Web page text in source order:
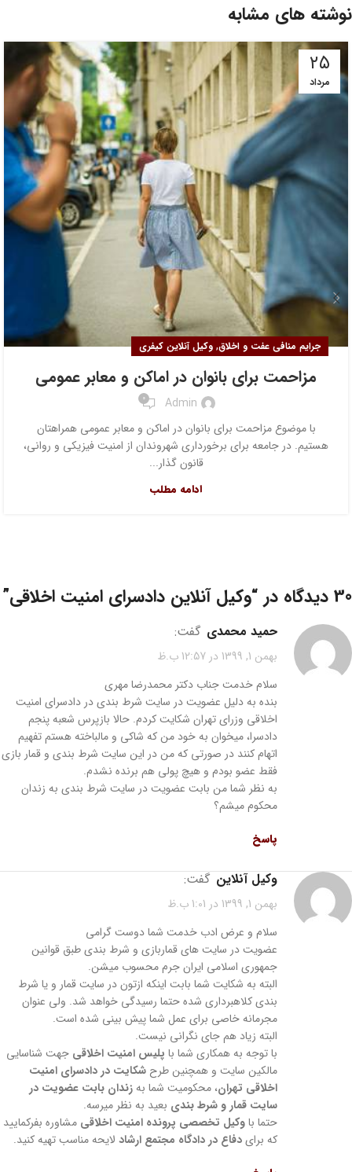
نوشته های مشابه
۲۵
مرداد
جرایم منافی عفت و اخلاق, وکیل آنلاین کیفری
مزاحمت برای بانوان در اماکن و معابر عمومی
Admin
0
با موضوع مزاحمت برای بانوان در اماکن و معابر عمومی همراهتان
هستیم. در جامعه برای برخورداری شهروندان از امنیت فیزیکی و روانی،
قانون گذار...
ادامه مطلب
30 دیدگاه در “ وکیل آنلاین دادسرای امنیت اخلاقی”
حمید محمدی گفت:
بهمن 1, 1399 در 12:57 ب.ظ
سلام خدمت جناب دکتر محمدرضا مهری
بنده به دلیل عضویت در سایت شرط بندی در دادسرای امنیت
اخلاقی وزرای تهران شکایت کردم. حالا بازپرس شعبه پنجم
دادسرا، میخوان به خود من که شاکی و مالباخته هستم تفهیم
اتهام کنند در صورتی که من در این سایت شرط بندی و قمار بازی
فقط عضو بودم و هیچ پولی هم برنده نشدم.
به نظر شما من بابت عضویت در سایت شرط بندی به زندان
محکوم میشم؟
پاسخ
وکیل آنلاین گفت:
بهمن 1, 1399 در 1:01 ب.ظ
سلام و عرض ادب خدمت شما دوست گرامی
عضویت در سایت های قماربازی و شرط بندی طبق قوانین
جمهوری اسلامی ایران جرم محسوب میشن.
البته به شکایت شما بابت اینکه ازتون در سایت قمار و یا شرط
بندی کلاهبرداری شده حتما رسیدگی خواهد شد. ولی عنوان
مجرمانه خاصی برای عمل شما پیش بینی شده است.
البته زیاد هم جای نگرانی نیست.
با توجه به همکاری شما با پلیس امنیت اخلاقی جهت شناسایی
مالکین سایت و همچنین طرح شکایت در دادسرای امنیت
اخلاقی تهران، محکومیت شما بهزندان بابت عضویت در
سایت قمار و شرط بندی بعید به نظر میرسه.
حتما باوکیل تخصصی پرونده امنیت اخلاقی مشاوره بفرکمایید
که برایدفاع در دادگاه مجتمع ارشاد لایحه مناسب تهیه کنید.